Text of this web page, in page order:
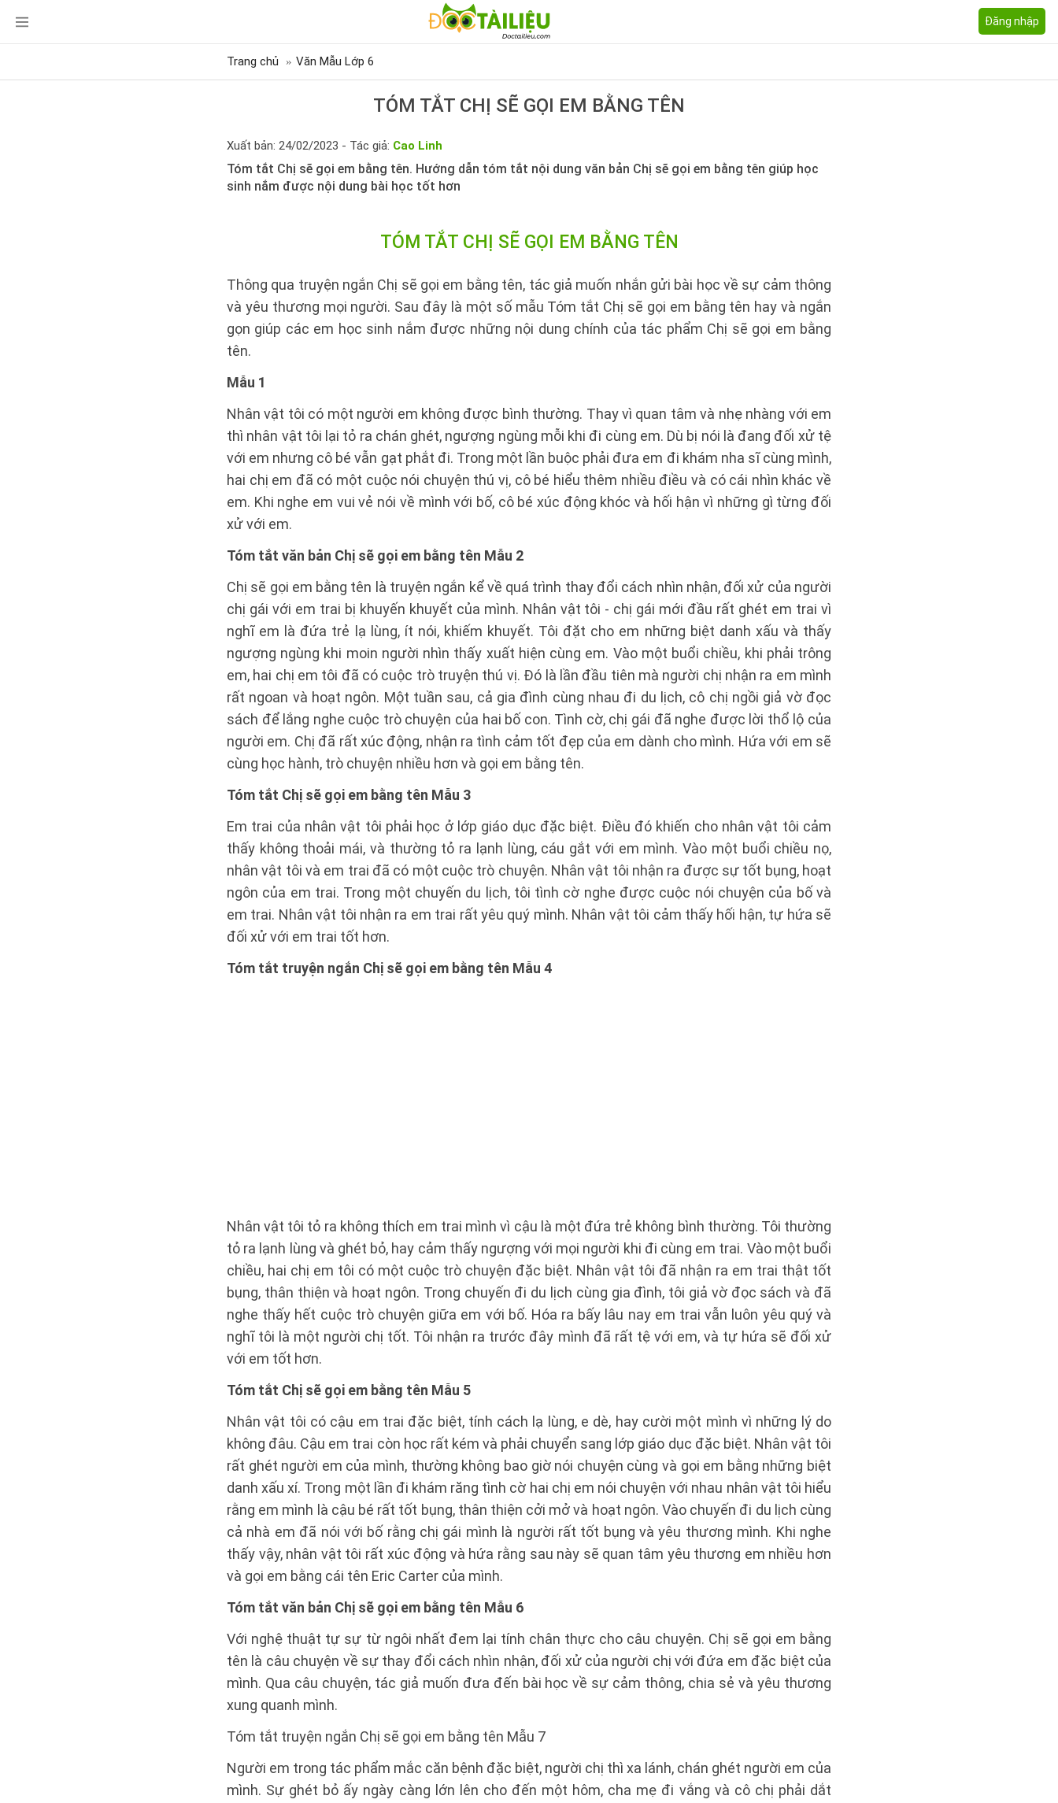
Đăng nhập
Trang chủ Văn Mẫu Lớp 6
TÓM TẮT CHỊ SẼ GỌI EM BẰNG TÊN
Xuất bản: 24/02/2023 - Tác giả: Cao Linh
Tóm tắt Chị sẽ gọi em bằng tên. Hướng dẫn tóm tắt nội dung văn bản Chị sẽ gọi em bằng tên giúp học
sinh nắm được nội dung bài học tốt hơn
TÓM TẮT CHỊ SẼ GỌI EM BẰNG TÊN
Thông qua truyện ngắn Chị sẽ gọi em bằng tên, tác giả muốn nhắn gửi bài học về sự cảm thông
và yêu thương mọi người. Sau đây là một số mẫu Tóm tắt Chị sẽ gọi em bằng tên hay và ngắn
gọn giúp các em học sinh nắm được những nội dung chính của tác phẩm Chị sẽ gọi em bằng
tên.
Mẫu 1
Nhân vật tôi có một người em không được bình thường. Thay vì quan tâm và nhẹ nhàng với em
thì nhân vật tôi lại tỏ ra chán ghét, ngượng ngùng mỗi khi đi cùng em. Dù bị nói là đang đối xử tệ
với em nhưng cô bé vẫn gạt phắt đi. Trong một lần buộc phải đưa em đi khám nha sĩ cùng mình,
hai chị em đã có một cuộc nói chuyện thú vị, cô bé hiểu thêm nhiều điều và có cái nhìn khác về
em. Khi nghe em vui vẻ nói về mình với bố, cô bé xúc động khóc và hối hận vì những gì từng đối
xử với em.
Tóm tắt văn bản Chị sẽ gọi em bằng tên Mẫu 2
Chị sẽ gọi em bằng tên là truyện ngắn kể về quá trình thay đổi cách nhìn nhận, đối xử của người
chị gái với em trai bị khuyến khuyết của mình. Nhân vật tôi - chị gái mới đầu rất ghét em trai vì
nghĩ em là đứa trẻ lạ lùng, ít nói, khiếm khuyết. Tôi đặt cho em những biệt danh xấu và thấy
ngượng ngùng khi moin người nhìn thấy xuất hiện cùng em. Vào một buổi chiều, khi phải trông
em, hai chị em tôi đã có cuộc trò truyện thú vị. Đó là lần đầu tiên mà người chị nhận ra em mình
rất ngoan và hoạt ngôn. Một tuần sau, cả gia đình cùng nhau đi du lịch, cô chị ngồi giả vờ đọc
sách để lắng nghe cuộc trò chuyện của hai bố con. Tình cờ, chị gái đã nghe được lời thổ lộ của
người em. Chị đã rất xúc động, nhận ra tình cảm tốt đẹp của em dành cho mình. Hứa với em sẽ
cùng học hành, trò chuyện nhiều hơn và gọi em bằng tên.
Tóm tắt Chị sẽ gọi em bằng tên Mẫu 3
Em trai của nhân vật tôi phải học ở lớp giáo dục đặc biệt. Điều đó khiến cho nhân vật tôi cảm
thấy không thoải mái, và thường tỏ ra lạnh lùng, cáu gắt với em mình. Vào một buổi chiều nọ,
nhân vật tôi và em trai đã có một cuộc trò chuyện. Nhân vật tôi nhận ra được sự tốt bụng, hoạt
ngôn của em trai. Trong một chuyến du lịch, tôi tình cờ nghe được cuộc nói chuyện của bố và
em trai. Nhân vật tôi nhận ra em trai rất yêu quý mình. Nhân vật tôi cảm thấy hối hận, tự hứa sẽ
đối xử với em trai tốt hơn.
Tóm tắt truyện ngắn Chị sẽ gọi em bằng tên Mẫu 4
Nhân vật tôi tỏ ra không thích em trai mình vì cậu là một đứa trẻ không bình thường. Tôi thường
tỏ ra lạnh lùng và ghét bỏ, hay cảm thấy ngượng với mọi người khi đi cùng em trai. Vào một buổi
chiều, hai chị em tôi có một cuộc trò chuyện đặc biệt. Nhân vật tôi đã nhận ra em trai thật tốt
bụng, thân thiện và hoạt ngôn. Trong chuyến đi du lịch cùng gia đình, tôi giả vờ đọc sách và đã
nghe thấy hết cuộc trò chuyện giữa em với bố. Hóa ra bấy lâu nay em trai vẫn luôn yêu quý và
nghĩ tôi là một người chị tốt. Tôi nhận ra trước đây mình đã rất tệ với em, và tự hứa sẽ đối xử
với em tốt hơn.
Tóm tắt Chị sẽ gọi em bằng tên Mẫu 5
Nhân vật tôi có cậu em trai đặc biệt, tính cách lạ lùng, e dè, hay cười một mình vì những lý do
không đâu. Cậu em trai còn học rất kém và phải chuyển sang lớp giáo dục đặc biệt. Nhân vật tôi
rất ghét người em của mình, thường không bao giờ nói chuyện cùng và gọi em bằng những biệt
danh xấu xí. Trong một lần đi khám răng tình cờ hai chị em nói chuyện với nhau nhân vật tôi hiểu
rằng em mình là cậu bé rất tốt bụng, thân thiện cởi mở và hoạt ngôn. Vào chuyến đi du lịch cùng
cả nhà em đã nói với bố rằng chị gái mình là người rất tốt bụng và yêu thương mình. Khi nghe
thấy vậy, nhân vật tôi rất xúc động và hứa rằng sau này sẽ quan tâm yêu thương em nhiều hơn
và gọi em bằng cái tên Eric Carter của mình.
Tóm tắt văn bản Chị sẽ gọi em bằng tên Mẫu 6
Với nghệ thuật tự sự từ ngôi nhất đem lại tính chân thực cho câu chuyện. Chị sẽ gọi em bằng
tên là câu chuyện về sự thay đổi cách nhìn nhận, đối xử của người chị với đứa em đặc biệt của
mình. Qua câu chuyện, tác giả muốn đưa đến bài học về sự cảm thông, chia sẻ và yêu thương
xung quanh mình.
Tóm tắt truyện ngắn Chị sẽ gọi em bằng tên Mẫu 7
Người em trong tác phẩm mắc căn bệnh đặc biệt, người chị thì xa lánh, chán ghét người em của
mình. Sự ghét bỏ ấy ngày càng lớn lên cho đến một hôm, cha mẹ đi vắng và cô chị phải dắt